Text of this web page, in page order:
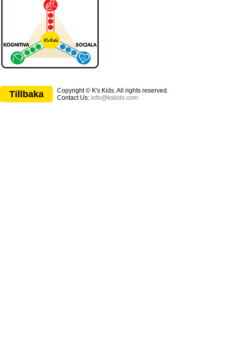
Tillbaka
Copyright © K's Kids. All rights reserved.
Contact Us: info@kskids.com